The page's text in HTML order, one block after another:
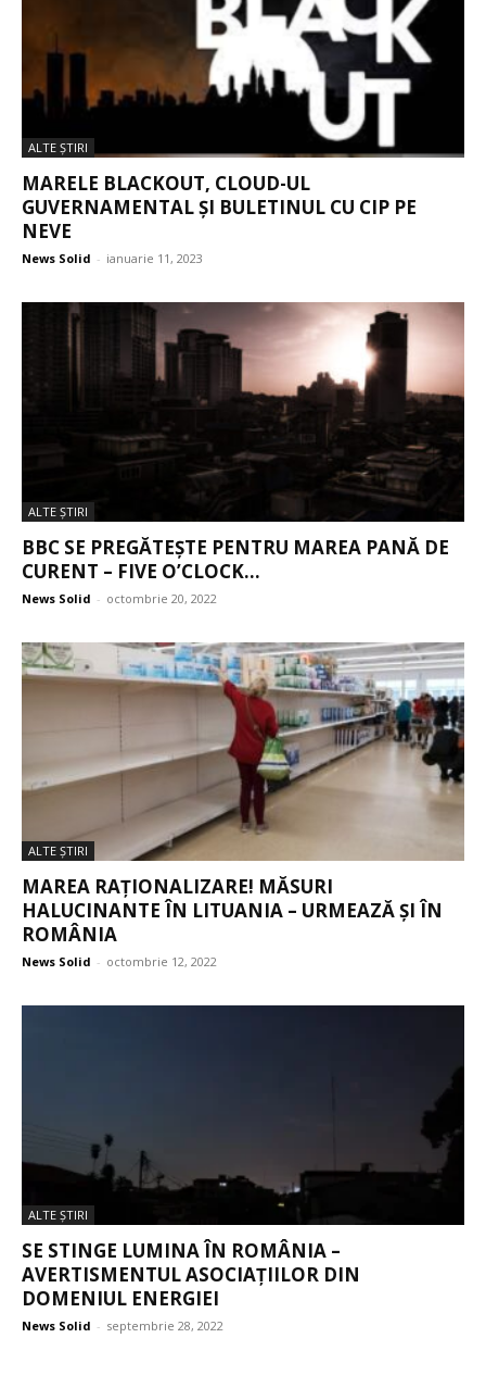
ALTE ŞTIRI
MARELE BLACKOUT, CLOUD-UL
GUVERNAMENTAL ȘI BULETINUL CU CIP PE
NEVE
News Solid - ianuarie 11, 2023
ALTE ŞTIRI
BBC SE PREGĂTEȘTE PENTRU MAREA PANĂ DE
CURENT – FIVE O’CLOCK...
News Solid - octombrie 20, 2022
ALTE ŞTIRI
MAREA RAȚIONALIZARE! MĂSURI
HALUCINANTE ÎN LITUANIA – URMEAZĂ ȘI ÎN
ROMÂNIA
News Solid - octombrie 12, 2022
ALTE ŞTIRI
SE STINGE LUMINA ÎN ROMÂNIA –
AVERTISMENTUL ASOCIAȚIILOR DIN
DOMENIUL ENERGIEI
News Solid - septembrie 28, 2022